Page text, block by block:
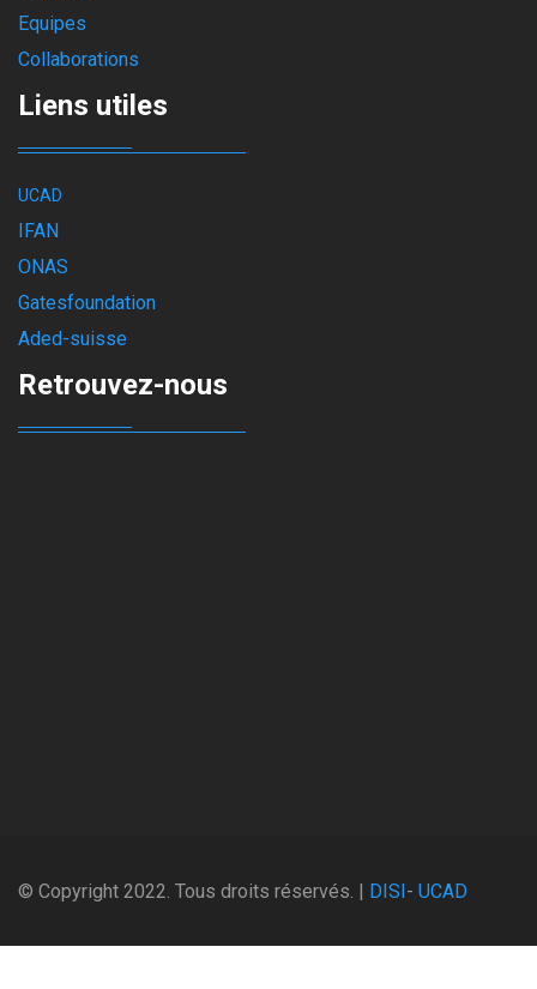
Equipes
Collaborations
Liens utiles
UCAD
IFAN
ONAS
Gatesfoundation
Aded-suisse
Retrouvez-nous
© Copyright 2022. Tous droits réservés. | DISI- UCAD